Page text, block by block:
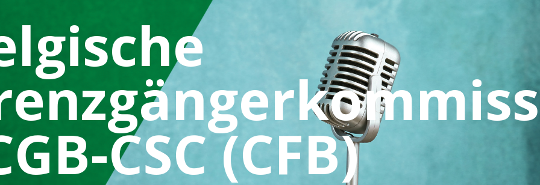
CSC (CFB)